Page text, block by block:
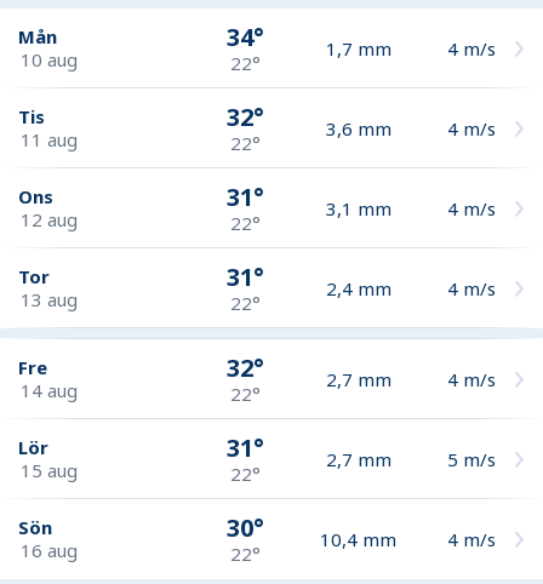
Mån
10 aug
34°
22°
1,7 mm 4 m/s
Tis
11 aug
32°
22°
3,6 mm 4 m/s
Ons
12 aug
31°
22°
3,1 mm 4 m/s
Tor
13 aug
31°
22°
2,4 mm 4 m/s
Fre
14 aug
32°
22°
2,7 mm 4 m/s
Lör
15 aug
31°
22°
2,7 mm 5 m/s
Sön
16 aug
30°
22°
10,4 mm 4 m/s